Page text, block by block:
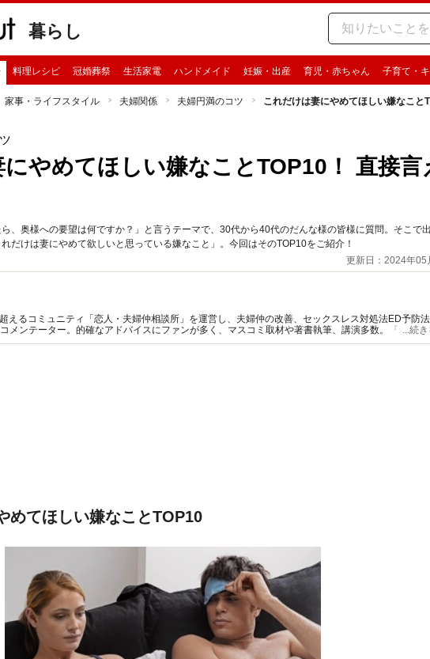
暮らし
料理レシピ 冠婚葬祭 生活家電 ハンドメイド 妊娠・出産 育児・赤ちゃん 子育て・
家事・ライフスタイル 夫婦関係 夫婦円満のコツ これだけは妻にやめてほしい嫌なこと
やめてほしい嫌なことTOP10！ 直接言
ら、奥様への要望は何ですか？」と言うテーマで、30代から40代のだんな様の皆様に質問。そこで
だけは妻にやめて欲しいと思っている嫌なこと」。今回はそのTOP10をご紹介！
更新日：2024年05
えるコミュニティ「恋人・夫婦仲相談所」を運営し、夫婦仲の改善、セックスレス対処法ED予防
メンテーター。的確なアドバイスにファンが多く、マスコミ取材や著書執筆、講演多数。『オトナ
開始。
...続
めてほしい嫌なことTOP10